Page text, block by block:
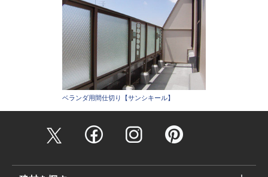
ベランダ用間仕切り【サンシキール】